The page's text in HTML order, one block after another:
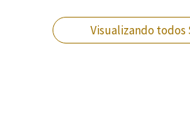
Visualizando todos